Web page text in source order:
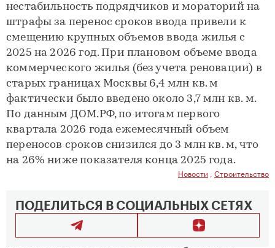
нестабильность подрядчиков и мораторий на
штрафы за перенос сроков ввода привели к
смещению крупных объемов ввода жилья с
2025 на 2026 год. При плановом объеме ввода
коммерческого жилья (без учета реновации) в
старых границах Москвы 6,4 млн кв. м
фактически было введено около 3,7 млн кв. м.
По данным ДОМ.РФ, по итогам первого
квартала 2026 года ежемесячный объем
переносов сроков снизился до 3 млн кв. м, что
на 26% ниже показателя конца 2025 года.
Новости Строительство
ПОДЕЛИТЬСЯ В СОЦИАЛЬНЫХ СЕТЯХ